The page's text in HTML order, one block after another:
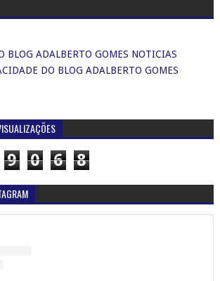
BLOG ADALBERTO GOMES NOTICIAS
DO BLOG ADALBERTO GOMES
9 0 6 8